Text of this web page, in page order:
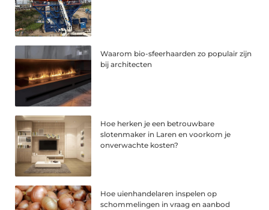
Waarom bio-sfeerhaarden zo populair zijn
bij architecten
Hoe herken je een betrouwbare
slotenmaker in Laren en voorkom je
onverwachte kosten?
Hoe uienhandelaren inspelen op
schommelingen in vraag en aanbod